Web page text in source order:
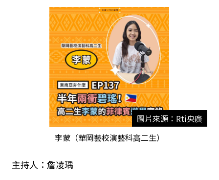
圖片來源：Rti央廣
李蒙（華岡藝校演藝科⾼⼆⽣）
主持人：詹凌瑀